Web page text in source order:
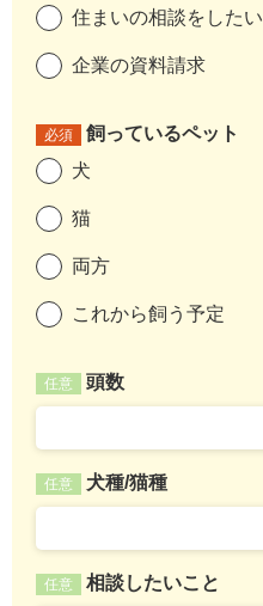
住まいの相談をしたい
企業の資料請求
必須
飼っているペット
犬
猫
両方
これから飼う予定
任意 頭数
任意 犬種/猫種
任意 相談したいこと